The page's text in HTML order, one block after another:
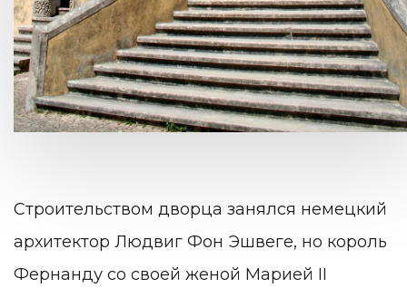
Строительством дворца занялся немецкий
архитектор Людвиг Фон Эшвеге, но король
Фернанду со своей женой Марией II